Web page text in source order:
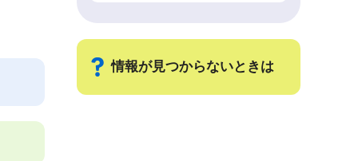
情報が見つからないときは